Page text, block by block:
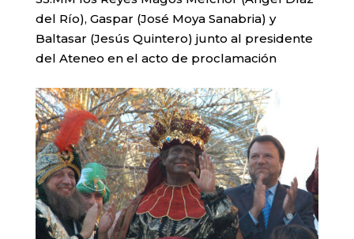
del Río), Gaspar (José Moya Sanabria) y
Baltasar (Jesús Quintero) junto al presidente
del Ateneo en el acto de proclamación